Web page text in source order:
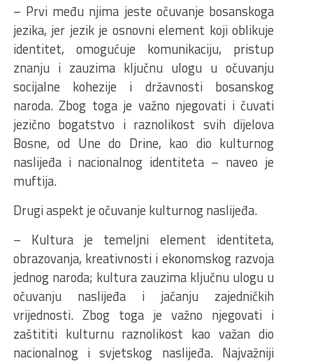
– Prvi među njima jeste očuvanje bosanskoga
jezika, jer jezik je osnovni element koji oblikuje
identitet, omogućuje komunikaciju, pristup
znanju i zauzima ključnu ulogu u očuvanju
socijalne kohezije i državnosti bosanskog
naroda. Zbog toga je važno njegovati i čuvati
jezično bogatstvo i raznolikost svih dijelova
Bosne, od Une do Drine, kao dio kulturnog
naslijeđa i nacionalnog identiteta – naveo je
muftija.
Drugi aspekt je očuvanje kulturnog naslijeđa.
– Kultura je temeljni element identiteta,
obrazovanja, kreativnosti i ekonomskog razvoja
jednog naroda; kultura zauzima ključnu ulogu u
očuvanju naslijeđa i jačanju zajedničkih
vrijednosti. Zbog toga je važno njegovati i
zaštititi kulturnu raznolikost kao važan dio
nacionalnog i svjetskog naslijeđa. Najvažniji